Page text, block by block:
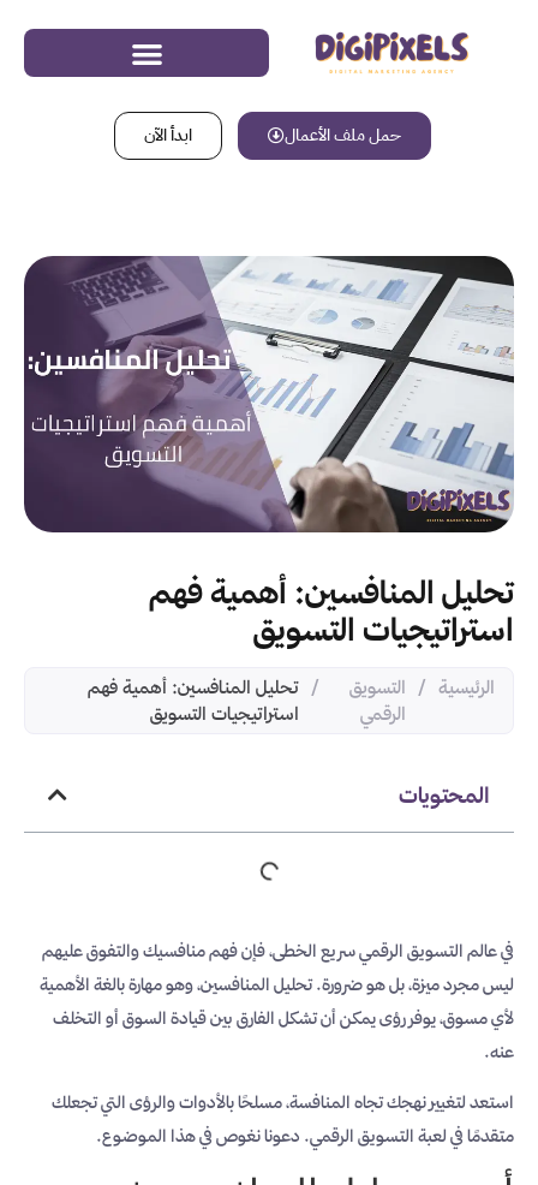
حمل ملف الأعمال ابدأ الآن
تحليل المنافسين: أهمية فهم
استراتيجيات التسويق
الرئيسية /
التسويق
الرقمي
/ تحليل المنافسين: أهمية فهم
استراتيجيات التسويق
المحتويات
في عالم التسويق الرقمي سريع الخطى، فإن فهم منافسيك والتفوق عليهم
ليس مجرد ميزة، بل هو ضرورة. تحليل المنافسين، وهو مهارة بالغة الأهمية
لأي مسوق، يوفر رؤى يمكن أن تشكل الفارق بين قيادة السوق أو التخلف
عنه.
استعد لتغيير نهجك تجاه المنافسة، مسلحًا بالأدوات والرؤى التي تجعلك
متقدمًا في لعبة التسويق الرقمي. دعونا نغوص في هذا الموضوع.